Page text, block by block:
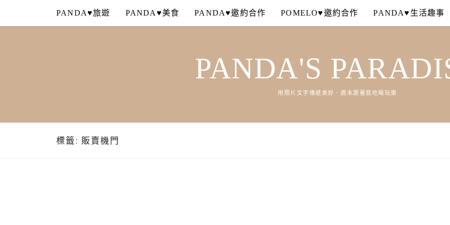
content
PANDA♥旅遊 PANDA♥美食 PANDA♥邀約合作 POMELO♥邀約合作 PANDA♥生活趣事
PANDA'S
用照片文字傳遞美好．週末跟著我吃喝玩樂
標籤: 販賣機門